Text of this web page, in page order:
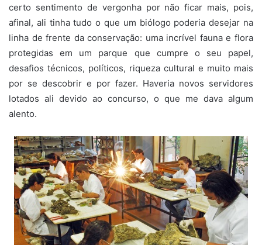
certo sentimento de vergonha por não ficar mais, pois,
afinal, ali tinha tudo o que um biólogo poderia desejar na
linha de frente da conservação: uma incrível fauna e flora
protegidas em um parque que cumpre o seu papel,
desafios técnicos, políticos, riqueza cultural e muito mais
por se descobrir e por fazer. Haveria novos servidores
lotados ali devido ao concurso, o que me dava algum
alento.